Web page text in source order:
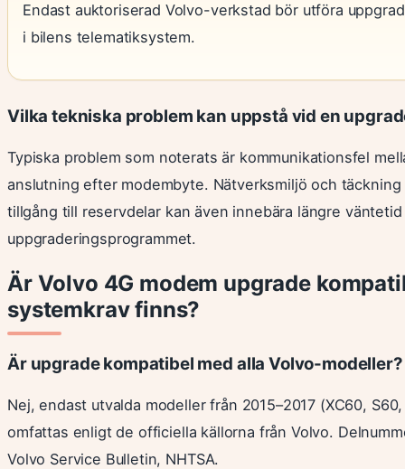
Endast auktoriserad Volvo-verkstad bör utföra
i bilens telematiksystem.
Vilka tekniska problem kan uppstå vid en
Typiska problem som noterats är kommunikationsfel
anslutning efter modembyte. Nätverksmiljö och
tillgång till reservdelar kan även innebära längre
uppgraderingsprogrammet.
Är Volvo 4G modem upgrade
systemkrav finns?
Är upgrade kompatibel med alla Volvo-modeller?
Nej, endast utvalda modeller från 2015–2017 (XC60,
omfattas enligt de officiella källorna från Volvo.
Volvo Service Bulletin, NHTSA.